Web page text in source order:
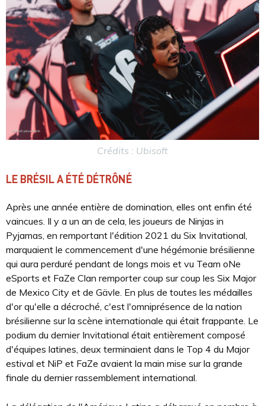
Crédits : Ubisoft
LE BRÉSIL A ÉTÉ DÉTRÔNÉ
Après une année entière de domination, elles ont enfin été
vaincues. Il y a un an de cela, les joueurs de Ninjas in
Pyjamas, en remportant l'édition 2021 du Six Invitational,
marquaient le commencement d'une hégémonie brésilienne
qui aura perduré pendant de longs mois et vu Team oNe
eSports et FaZe Clan remporter coup sur coup les Six Major
de Mexico City et de Gävle. En plus de toutes les médailles
d'or qu'elle a décroché, c'est l'omniprésence de la nation
brésilienne sur la scène internationale qui était frappante. Le
podium du dernier Invitational était entièrement composé
d'équipes latines, deux terminaient dans le Top 4 du Major
estival et NiP et FaZe avaient la main mise sur la grande
finale du dernier rassemblement international.